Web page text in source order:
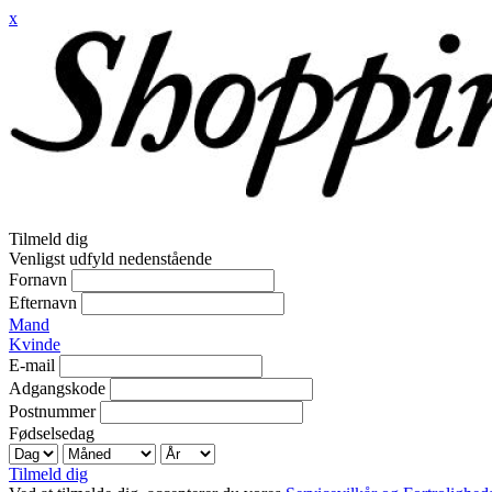
x
Tilmeld dig
Venligst udfyld nedenstående
Fornavn
Efternavn
Mand
Kvinde
E-mail
Adgangskode
Postnummer
Fødselsedag
Tilmeld dig